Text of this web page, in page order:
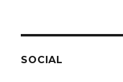
SOCIAL